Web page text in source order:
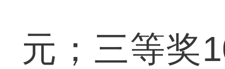
元；三等奖